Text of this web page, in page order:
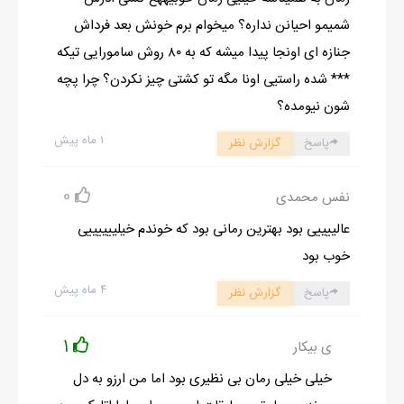
- خدافـــظ.
در و که بست از بس لجم گرفته بود غريدم:
- بــرد پيـــت خودشيفته.
يه دفه درو باز کرد و سر شو آورد تو.
يني گرخيدم رفت.......
اتابک با لبخند ژکوندي گفت:
از رفتارم خجالت کشيدم اينکه اتابک به روم نياورد بيشتر خجالت زده م
ميکرد... سر پايين انداختم و گفتم:
اتابک بي هيچ حرف رفت.
نميدونم چه قدر وقت گذشت...
چشمام رفت رو هم.
شمیمو احیانن نداره؟ میخوام برم خونش بعد فرداش
جنازه ای اونجا پیدا میشه که به ۸۰ روش سامورایی تیکه
*** شده راستیی اونا مگه تو کشتی چیز نکردن؟ چرا پچه
شون نیومده؟
۱ ماه پیش پاسخ گزارش نظر
نفس محمدی 0
عالییییی بود بهترین رمانی بود که خوندم خیلییییییی
خوب بود
۴ ماه پیش پاسخ گزارش نظر
ی بیکار 1
خیلی خیلی رمان بی نظیری بود اما من ارزو به دل